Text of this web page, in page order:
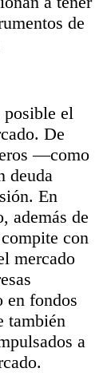
de
posible el
De
—como
deuda
En
además de
con
mercado
en fondos
también
a